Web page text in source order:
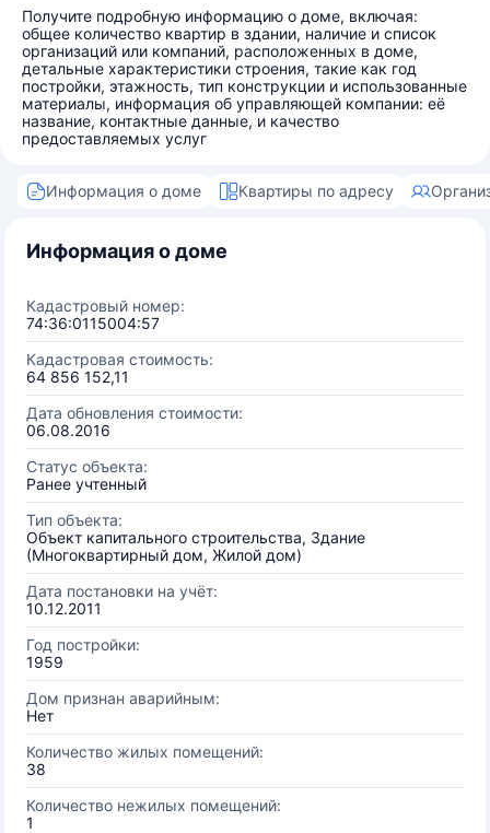
Получите подробную информацию о доме, включая:
общее количество квартир в здании, наличие и список
организаций или компаний, расположенных в доме,
детальные характеристики строения, такие как год
постройки, этажность, тип конструкции и использованные
материалы, информация об управляющей компании: её
название, контактные данные, и качество
предоставляемых услуг
Информация о доме Квартиры по адресу
Информация о доме
Кадастровый номер:
74:36:0115004:57
Кадастровая стоимость:
64 856 152,11
Дата обновления стоимости:
06.08.2016
Статус объекта:
Ранее учтенный
Тип объекта:
Объект капитального строительства, Здание
(Многоквартирный дом, Жилой дом)
Дата постановки на учёт:
10.12.2011
Год постройки:
1959
Дом признан аварийным:
Нет
Количество жилых помещений:
38
Количество нежилых помещений:
1